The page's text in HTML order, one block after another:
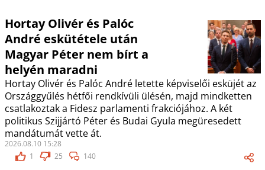
Hortay Olivér és Palóc
André eskütétele után
Magyar Péter nem bírt a
helyén maradni
Hortay Olivér és Palóc André letette képviselői esküjét az
Országgyűlés hétfői rendkívüli ülésén, majd mindketten
csatlakoztak a Fidesz parlamenti frakciójához. A két
politikus Szijjártó Péter és Budai Gyula megüresedett
mandátumát vette át.
2026.08.10 15:28
1
25 140